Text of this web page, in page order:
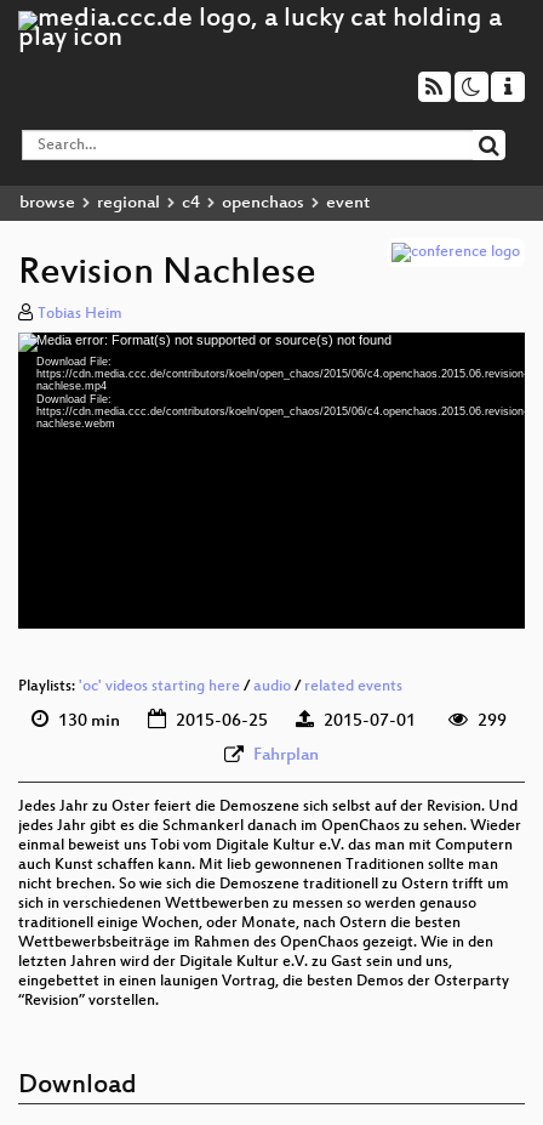
browse regional c4 openchaos event
Revision Nachlese
Tobias Heim
Video
Player
Media error: Format(s) not supported or source(s) not found
Download File:
https://cdn.media.ccc.de/contributors/koeln/open_chaos/2015/06/c4.openchaos.2015.06.revision-
nachlese.mp4
Download File:
https://cdn.media.ccc.de/contributors/koeln/open_chaos/2015/06/c4.openchaos.2015.06.revision-
nachlese.webm
Playlists: 'oc' videos starting here / audio / related events
130 min 2015-06-25 2015-07-01
299
Fahrplan
Jedes Jahr zu Oster feiert die Demoszene sich selbst auf der Revision. Und
jedes Jahr gibt es die Schmankerl danach im OpenChaos zu sehen. Wieder
einmal beweist uns Tobi vom Digitale Kultur e.V. das man mit Computern
auch Kunst schaffen kann. Mit lieb gewonnenen Traditionen sollte man
nicht brechen. So wie sich die Demoszene traditionell zu Ostern trifft um
sich in verschiedenen Wettbewerben zu messen so werden genauso
traditionell einige Wochen, oder Monate, nach Ostern die besten
Wettbewerbsbeiträge im Rahmen des OpenChaos gezeigt. Wie in den
letzten Jahren wird der Digitale Kultur e.V. zu Gast sein und uns,
eingebettet in einen launigen Vortrag, die besten Demos der Osterparty
“Revision” vorstellen.
Download